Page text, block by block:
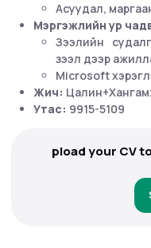
Асуудал,
Мэргэжлийн ур
Зээлийн
зээл дээр
Microsoft
Жич:
Утас: 9915-5109
pload your CV